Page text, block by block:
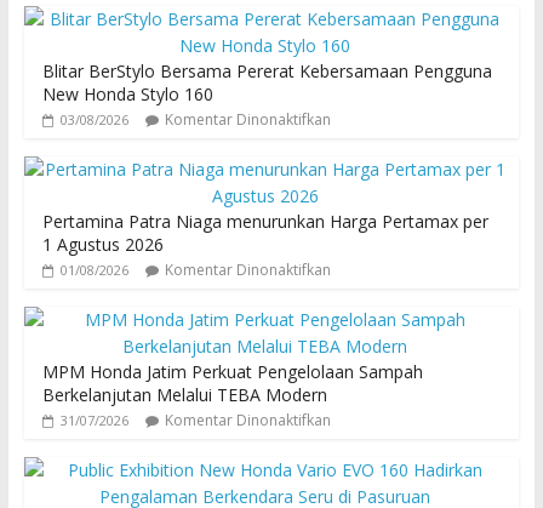
Blitar BerStylo Bersama Pererat Kebersamaan Pengguna
New Honda Stylo 160
03/08/2026 Komentar Dinonaktifkan
Pertamina Patra Niaga menurunkan Harga Pertamax per
1 Agustus 2026
01/08/2026 Komentar Dinonaktifkan
MPM Honda Jatim Perkuat Pengelolaan Sampah
Berkelanjutan Melalui TEBA Modern
31/07/2026 Komentar Dinonaktifkan